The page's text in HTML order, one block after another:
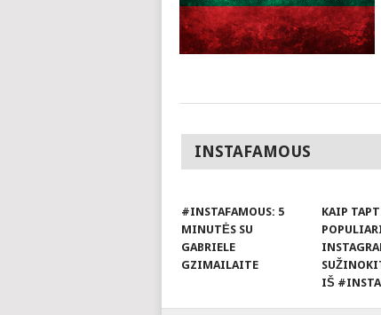
INSTAFAMOUS
#INSTAFAMOUS: 5
MINUTĖS SU
GABRIELE
GZIMAILAITE
KAIP
IŠ